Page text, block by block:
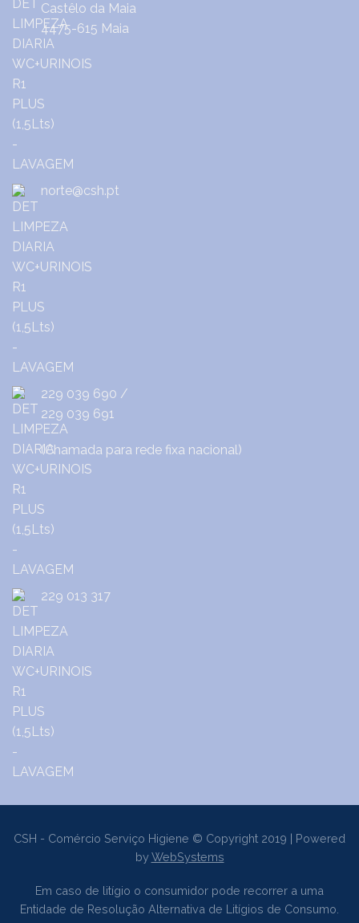
Castêlo da Maia
4475-615 Maia
norte@csh.pt
229 039 690 /
229 039 691
(Chamada para rede fixa nacional)
229 013 317
CSH - Comércio Serviço Higiene © Copyright 2019 | Powered
byWebSystems
Em caso de litígio o consumidor pode recorrer a uma
Entidade de Resolução Alternativa de Litígios de Consumo.